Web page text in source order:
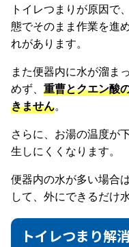
トイレつまりが原因で
態でそのまま作業を進
れがあります。
また便器内に水が溜ま
めず、 重曹とクエン酸
きません。
さらに、お湯の温度が
生しにくくなります。
便器内の水が多い場合
して、外にできるだけ
トイレつまり解